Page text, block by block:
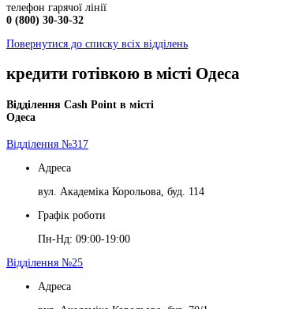
телефон гарячої лінії
0 (800) 30-30-32
Повернутися до списку всіх відділень
кредити готівкою в місті Одеса
Відділення Cash Point в місті
Одеса
Відділення №317
Адреса
вул. Академіка Корольова, буд. 114
Графік роботи
Пн-Нд: 09:00-19:00
Відділення №25
Адреса